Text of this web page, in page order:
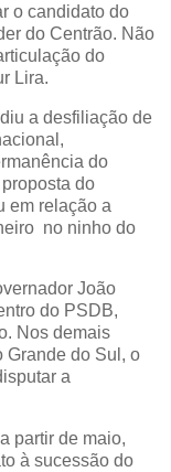
o candidato do
do Centrão. Não
do
Lira.
a desfiliação de
do
do
em relação a
no ninho do
João
do PSDB,
Nos demais
Grande do Sul, o
a
partir de maio,
à sucessão do